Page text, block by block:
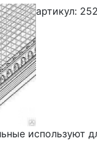
артикул:
используют